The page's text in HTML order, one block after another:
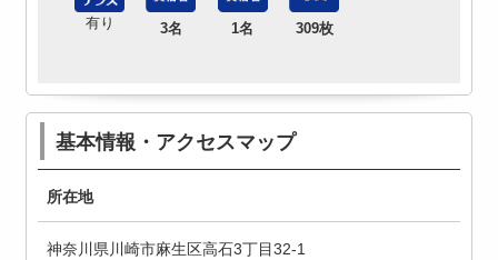
有り 3名 1名 309枚
基本情報・アクセスマップ
所在地
神奈川県川崎市麻生区高石3丁目32-1